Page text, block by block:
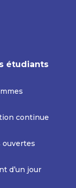
étudiants
continue
ouvertes
d’un jour